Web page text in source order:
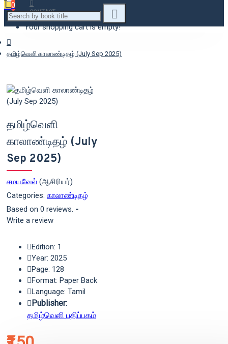
CONTACT
0
Your shopping cart is empty!
தமிழ்வெளி காலாண்டிதழ் (July Sep 2025)
தமிழ்வெளி
காலாண்டிதழ் (July
Sep 2025)
சமயவேல் (ஆசிரியர்)
Categories: காலாண்டிதழ்
Based on 0 reviews. -
Write a review
Edition: 1
Year: 2025
Page: 128
Format: Paper Back
Language: Tamil
Publisher:
தமிழ்வெளி பதிப்பகம்